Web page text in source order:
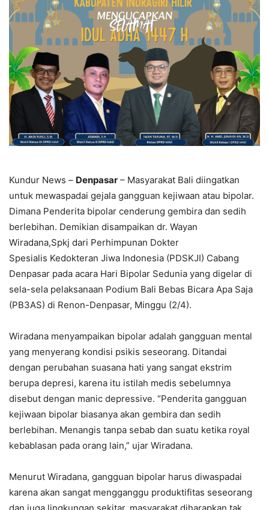
Kundur News – Denpasar – Masyarakat Bali diingatkan
untuk mewaspadai gejala gangguan kejiwaan atau bipolar.
Dimana Penderita bipolar cenderung gembira dan sedih
berlebihan. Demikian disampaikan dr. Wayan
Wiradana,Spkj dari Perhimpunan Dokter
Spesialis Kedokteran Jiwa Indonesia (PDSKJI) Cabang
Denpasar pada acara Hari Bipolar Sedunia yang digelar di
sela-sela pelaksanaan Podium Bali Bebas Bicara Apa Saja
(PB3AS) di Renon-Denpasar, Minggu (2/4).
Wiradana menyampaikan bipolar adalah gangguan mental
yang menyerang kondisi psikis seseorang. Ditandai
dengan perubahan suasana hati yang sangat ekstrim
berupa depresi, karena itu istilah medis sebelumnya
disebut dengan manic depressive. “Penderita gangguan
kejiwaan bipolar biasanya akan gembira dan sedih
berlebihan. Menangis tanpa sebab dan suatu ketika royal
kebablasan pada orang lain,” ujar Wiradana.
Menurut Wiradana, gangguan bipolar harus diwaspadai
karena akan sangat mengganggu produktifitas seseorang